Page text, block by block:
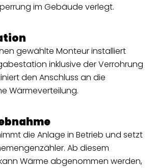
im Gebäude verlegt.
gewählte Monteur installiert
inklusive der Verrohrung
den Anschluss an die
Wärmeverteilung.
die Anlage in Betrieb und setzt
Ab diesem
Wärme abgenommen werden,